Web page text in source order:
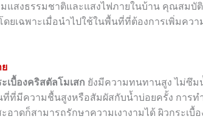
มแสงธรรมชาติและแสงไฟภายในบ้าน คุณสมบั
ยเฉพาะเมื่อนำไปใช้ในพื้นที่ที่ต้องการเพิ่มคว
ะเบื้องคริสตัลโมเสก ยังมีความทนทานสูง ไม่ซึ
ที่ที่มีความชื้นสูงหรือสัมผัสกับน้ำบ่อยครั้ง การท
อาดก็สามารถรักษาความเงางามได้ ผิวกระเบื้